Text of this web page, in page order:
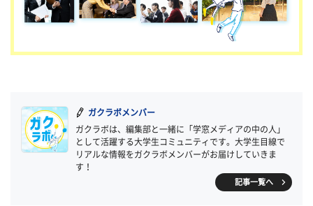
ガクラボメンバー
ガクラボは、編集部と一緒に「学窓メディアの中の人」
として活躍する大学生コミュニティです。大学生目線で
リアルな情報をガクラボメンバーがお届けしていきま
す！
記事一覧へ